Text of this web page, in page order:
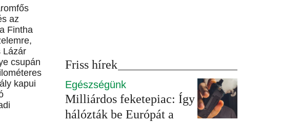
az
Fintha
Lázár
csupán
kapui
Friss hírek
Egészségünk
Milliárdos feketepiac: Így
hálózták be Európát a